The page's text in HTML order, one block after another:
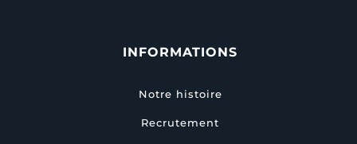
INFORMATIONS
Notre histoire
Recrutement